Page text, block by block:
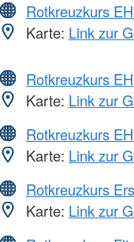
Rotkreuzkurs
Karte: Link zur
Rotkreuzkurs
Karte: Link zur
Rotkreuzkurs
Karte: Link zur
Rotkreuzkurs
Karte: Link zur